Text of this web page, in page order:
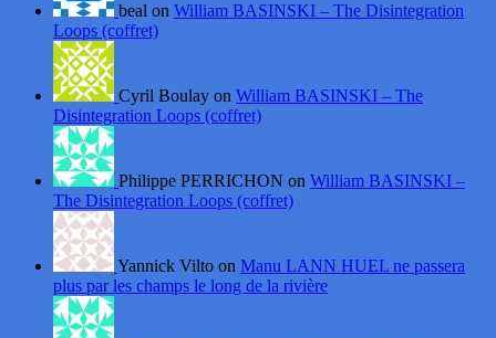
beal on William BASINSKI – The Disintegration
Loops (coffret)
Cyril Boulay on William BASINSKI – The
Disintegration Loops (coffret)
Philippe PERRICHON on William BASINSKI –
The Disintegration Loops (coffret)
Yannick Vilto on Manu LANN HUEL ne passera
plus par les champs le long de la rivière